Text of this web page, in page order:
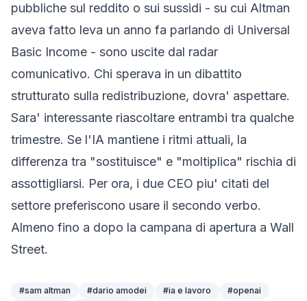
pubbliche sul reddito o sui sussidi - su cui Altman
aveva fatto leva un anno fa parlando di Universal
Basic Income - sono uscite dal radar
comunicativo. Chi sperava in un dibattito
strutturato sulla redistribuzione, dovra' aspettare.
Sara' interessante riascoltare entrambi tra qualche
trimestre. Se l'IA mantiene i ritmi attuali, la
differenza tra "sostituisce" e "moltiplica" rischia di
assottigliarsi. Per ora, i due CEO piu' citati del
settore preferiscono usare il secondo verbo.
Almeno fino a dopo la campana di apertura a Wall
Street.
#sam altman #dario amodei #ia e lavoro #openai